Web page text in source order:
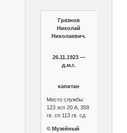
Грязнов
Николай
Николаевич.
26.11.1923 —
д.м.г.
капитан
Место службы:
123 зсп 20 А; 359
гв. сп 113 гв. сд
© Музейный